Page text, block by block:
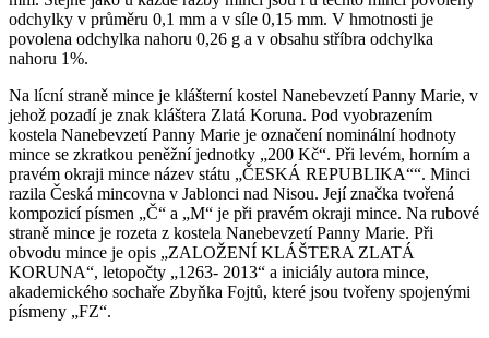
odchylky v průměru 0,1 mm a v síle 0,15 mm. V hmotnosti je
povolena odchylka nahoru 0,26 g a v obsahu stříbra odchylka
nahoru 1%.
Na lícní straně mince je klášterní kostel Nanebevzetí Panny Marie, v
jehož pozadí je znak kláštera Zlatá Koruna. Pod vyobrazením
kostela Nanebevzetí Panny Marie je označení nominální hodnoty
mince se zkratkou peněžní jednotky „200 Kč“. Při levém, horním a
pravém okraji mince název státu „ČESKÁ REPUBLIKA““. Minci
razila Česká mincovna v Jablonci nad Nisou. Její značka tvořená
kompozicí písmen „Č“ a „M“ je při pravém okraji mince. Na rubové
straně mince je rozeta z kostela Nanebevzetí Panny Marie. Při
obvodu mince je opis „ZALOŽENÍ KLÁŠTERA ZLATÁ
KORUNA“, letopočty „1263- 2013“ a iniciály autora mince,
akademického sochaře Zbyňka Fojtů, které jsou tvořeny spojenými
písmeny „FZ“.